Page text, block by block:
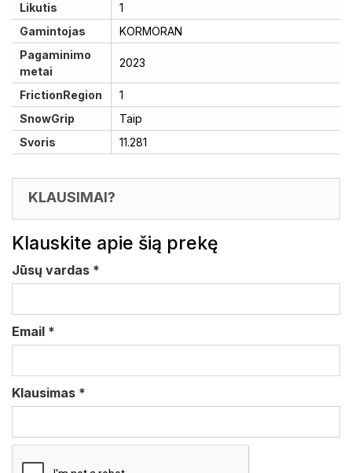
Likutis
1
Gamintojas
KORMORAN
Pagaminimo
metai
2023
FrictionRegion
1
SnowGrip
Taip
Svoris
11.281
KLAUSIMAI?
Klauskite apie šią prekę
Jūsų vardas *
Email *
Klausimas *